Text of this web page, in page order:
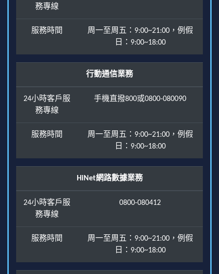
務專線
服務時間
周一至周五：9:00~21:00，例假
日：9:00~18:00
行動通信業務
24小時客戶服
務專線
手機直撥800或0800-080090
服務時間
周一至周五：9:00~21:00，例假
日：9:00~18:00
HiNet網路數據業務
24小時客戶服
務專線
0800-080412
服務時間
周一至周五：9:00~21:00，例假
日：9:00~18:00